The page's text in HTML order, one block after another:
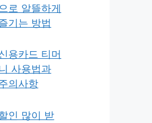
으로 알뜰하게
기는 방법
용카드 티머
사용법과
의사항
인 많이 받